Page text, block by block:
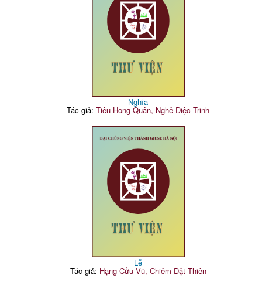
Nghĩa
Tác giả:Tiêu Hồng Quân, Nghê Diệc Trinh
Lễ
Tác giả: Hạng Cửu Vũ, Chiêm Dật Thiên